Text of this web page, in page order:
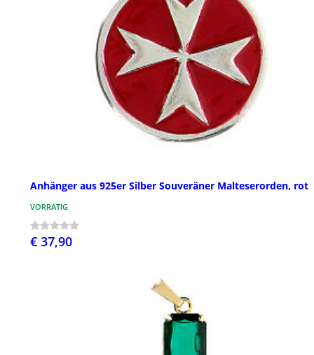
Anhänger aus 925er Silber Souveräner Malteserorden, rot
VORRÄTIG
€ 37,90